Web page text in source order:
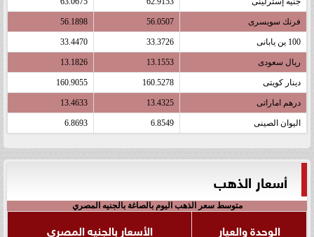
فرنك سويسرى 56.0507
56.1898
100 ين يابانى 33.3726
33.4470
ريال سعودى 13.1553
13.1826
دينار كويتى 160.5278
160.9055
درهم اماراتى 13.4325
13.4633
اليوان الصينى 6.8549
6.8693
أسعار الذهب
متوسط سعر الذهب اليوم بالصاغة بالجنيه المصري
الوحدة والعيار
الأسعار بالجنيه المصري